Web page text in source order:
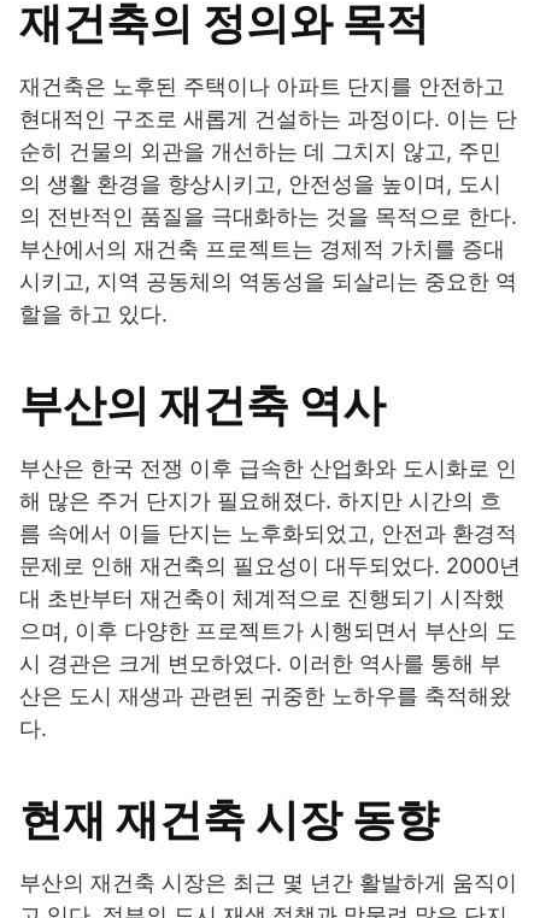
재건축의 정의와 목적
재건축은 노후된 주택이나 아파트 단지를 안전하고
현대적인 구조로 새롭게 건설하는 과정이다. 이는 단
순히 건물의 외관을 개선하는 데 그치지 않고, 주민
의 생활 환경을 향상시키고, 안전성을 높이며, 도시
의 전반적인 품질을 극대화하는 것을 목적으로 한다.
부산에서의 재건축 프로젝트는 경제적 가치를 증대
시키고, 지역 공동체의 역동성을 되살리는 중요한 역
할을 하고 있다.
부산의 재건축 역사
부산은 한국 전쟁 이후 급속한 산업화와 도시화로 인
해 많은 주거 단지가 필요해졌다. 하지만 시간의 흐
름 속에서 이들 단지는 노후화되었고, 안전과 환경적
문제로 인해 재건축의 필요성이 대두되었다. 2000년
대 초반부터 재건축이 체계적으로 진행되기 시작했
으며, 이후 다양한 프로젝트가 시행되면서 부산의 도
시 경관은 크게 변모하였다. 이러한 역사를 통해 부
산은 도시 재생과 관련된 귀중한 노하우를 축적해왔
다.
현재 재건축 시장 동향
부산의 재건축 시장은 최근 몇 년간 활발하게 움직이